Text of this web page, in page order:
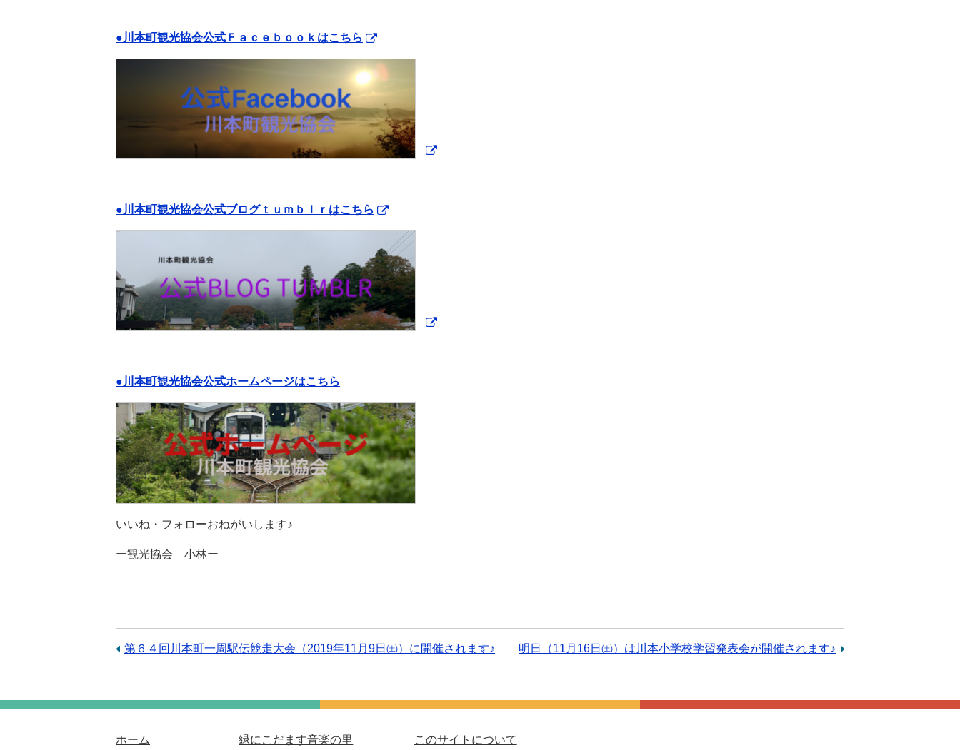
●川本町観光協会公式Ｆａｃｅｂｏｏｋはこちら
●川本町観光協会公式ブログｔｕｍｂｌｒはこちら
●川本町観光協会公式ホームページはこちら
いいね・フォローおねがいします♪
ー観光協会 小林ー
前
事：
第６４回川本町一周駅伝競走大会（2019年11月9日㈯）に開催されます♪
次
事：
明日（11月16日㈯）は川本小学校学習発表会が開催されます♪
ホーム 緑にこだます音楽の里 このサイトについて